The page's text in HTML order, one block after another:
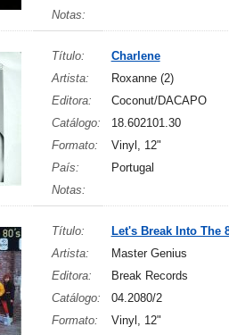
Notas:
Título:
Charlene
Artista:
Roxanne (2)
Editora:
Coconut/DACAPO
Catálogo:
18.602101.30
Formato:
Vinyl, 12"
País:
Portugal
Notas:
Título:
Let's Break Into The
Artista:
Master Genius
Editora:
Break Records
Catálogo:
04.2080/2
Formato:
Vinyl, 12"